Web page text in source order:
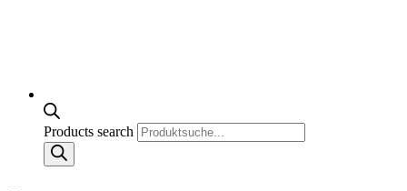
Products search